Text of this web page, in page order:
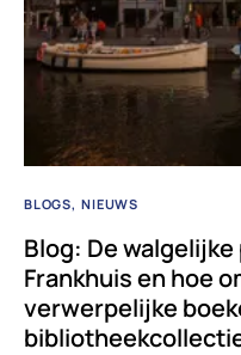
BLOGS NIEUWS
Blog: De
Frankhuis en hoe
verwerpelijke